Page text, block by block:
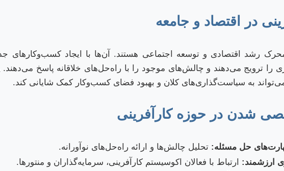
در اقتصاد و جامعه
محرک رشد اقتصادی و توسعه اجتماعی هستند. آن‌ها با ایجاد
را ترویج می‌دهند و چالش‌های موجود را با راه‌حل‌های خلاقانه پاسخ می‌دهند.
می‌تواند به سیاست‌گذاری‌های کلان و بهبود فضای کسب‌وکار کمک شایانی کند.
شدن در حوزه کارآفرینی
حل مسئله: تحلیل چالش‌ها و ارائه راه‌حل‌های نوآورانه.
ارزشمند: ارتباط با فعالان اکوسیستم کارآفرینی، سرمایه‌گذاران و منتورها.